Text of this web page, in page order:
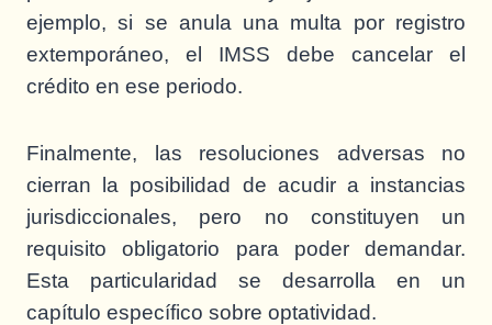
ejemplo, si se anula una multa por registro
extemporáneo, el IMSS debe cancelar el
crédito en ese periodo.
Finalmente, las resoluciones adversas no
cierran la posibilidad de acudir a instancias
jurisdiccionales, pero no constituyen un
requisito obligatorio para poder demandar.
Esta particularidad se desarrolla en un
capítulo específico sobre optatividad.